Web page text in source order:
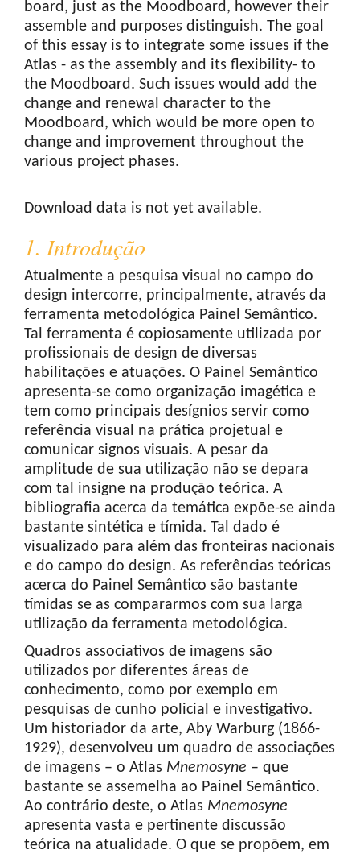
board, just as the Moodboard, however their
assemble and purposes distinguish. The goal
of this essay is to integrate some issues if the
Atlas - as the assembly and its flexibility- to
the Moodboard. Such issues would add the
change and renewal character to the
Moodboard, which would be more open to
change and improvement throughout the
various project phases.
Download data is not yet available.
1. Introdução
Atualmente a pesquisa visual no campo do
design intercorre, principalmente, através da
ferramenta metodológica Painel Semântico.
Tal ferramenta é copiosamente utilizada por
profissionais de design de diversas
habilitações e atuações. O Painel Semântico
apresenta-se como organização imagética e
tem como principais desígnios servir como
referência visual na prática projetual e
comunicar signos visuais. A pesar da
amplitude de sua utilização não se depara
com tal insigne na produção teórica. A
bibliografia acerca da temática expõe-se ainda
bastante sintética e tímida. Tal dado é
visualizado para além das fronteiras nacionais
e do campo do design. As referências teóricas
acerca do Painel Semântico são bastante
tímidas se as compararmos com sua larga
utilização da ferramenta metodológica.
Quadros associativos de imagens são
utilizados por diferentes áreas de
conhecimento, como por exemplo em
pesquisas de cunho policial e investigativo.
Um historiador da arte, Aby Warburg (1866-
1929), desenvolveu um quadro de associações
de imagens – o Atlas Mnemosyne – que
bastante se assemelha ao Painel Semântico.
Ao contrário deste, o Atlas Mnemosyne
apresenta vasta e pertinente discussão
teórica na atualidade. O que se propõem, em